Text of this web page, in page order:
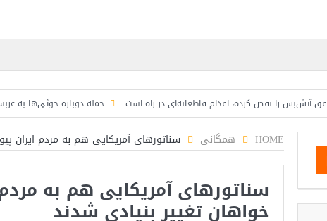
را نقض کرده، اقدام قاطعانه‌ای در راه است حمله دوباره حوثی‌ها به عربستان؛
HOME همگانی سناتورهای آمریکایی هم به مردم ایران
سناتورهای آمریکایی هم به
خواهان تغییر بنیادی شدند